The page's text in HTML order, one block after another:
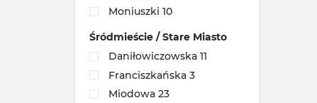
Moniuszki 10
Śródmieście / Stare Miasto
Daniłowiczowska 11
Franciszkańska 3
Miodowa 23